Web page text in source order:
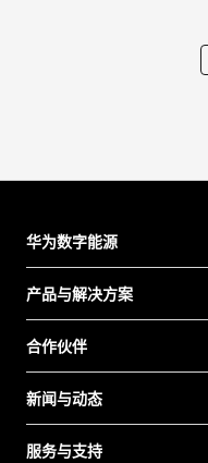
华为数字能源
产品与解决方案
合作伙伴
新闻与动态
服务与支持